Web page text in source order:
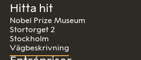
Hitta hit
Nobel Prize Museum
Stortorget 2
Stockholm
Vägbeskrivning